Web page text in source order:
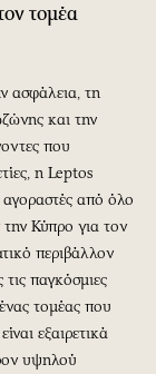
τομέα
ασφάλεια, τη
και την
που
η Leptos
αγοραστές από όλο
Κύπρο για τον
περιβάλλον
παγκόσμιες
τομέας που
εξαιρετικά
υψηλού